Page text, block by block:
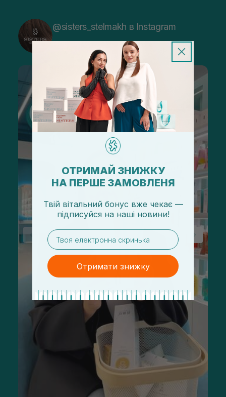
@sisters_stelmakh в Instagram
ОТРИМАЙ ЗНИЖКУ
НА ПЕРШЕ ЗАМОВЛЕНЯ
Твій вітальний бонус вже чекає —
підписуйся на наші новини!
email
Отримати знижку